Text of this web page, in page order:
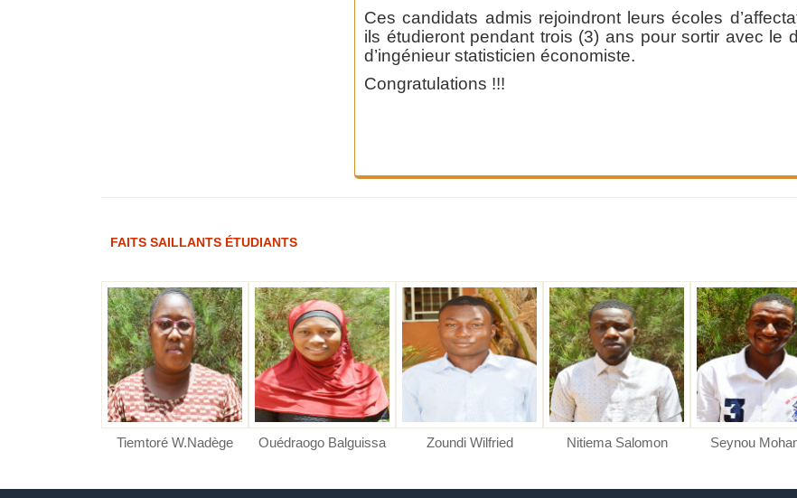
Ces candidats admis rejoindront leurs écoles
ils étudieront pendant trois (3) ans pour sortir avec le
d’ingénieur statisticien économiste.
Congratulations !!!
FAITS SAILLANTS ÉTUDIANTS
Tiemtoré W.Nadège Ouédraogo Balguissa Zoundi Wilfried Nitiema Salomon Seynou